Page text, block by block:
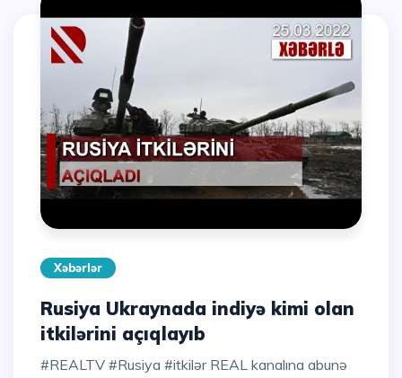
Xəbərlər
Rusiya Ukraynada indiyə kimi olan
itkilərini açıqlayıb
#REALTV #Rusiya #itkilər REAL kanalına abunə